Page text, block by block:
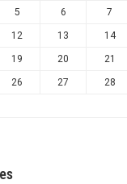
5 6 7
12 13 14
19 20 21
26 27 28